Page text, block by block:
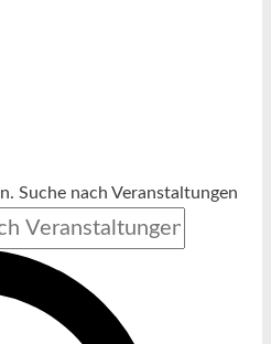
Suche nach Veranstaltungen